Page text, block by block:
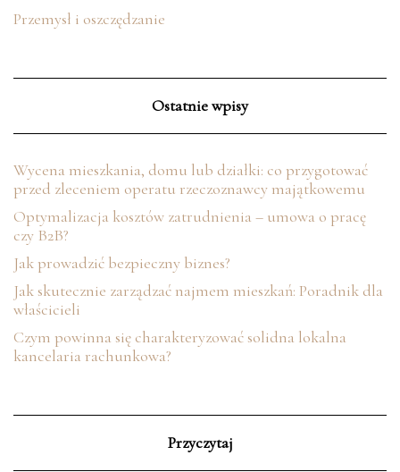
Przemysł i oszczędzanie
Ostatnie wpisy
Wycena mieszkania, domu lub działki: co przygotować
przed zleceniem operatu rzeczoznawcy majątkowemu
Optymalizacja kosztów zatrudnienia – umowa o pracę
czy B2B?
Jak prowadzić bezpieczny biznes?
Jak skutecznie zarządzać najmem mieszkań: Poradnik dla
właścicieli
Czym powinna się charakteryzować solidna lokalna
kancelaria rachunkowa?
Przyczytaj